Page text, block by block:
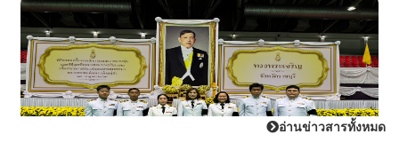
อ่านข่าวสารทั้งหมด